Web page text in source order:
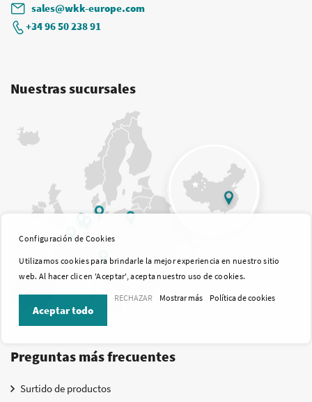
sales@wkk-europe.com
+34 96 50 238 91
Nuestras sucursales
Preguntas más frecuentes
Surtido de productos
Configuración de Cookies
Utilizamos cookies para brindarle la mejor experiencia en nuestro sitio
web. Al hacer clic en 'Aceptar', acepta nuestro uso de cookies.
Aceptar todo
RECHAZAR Mostrar más Política de cookies